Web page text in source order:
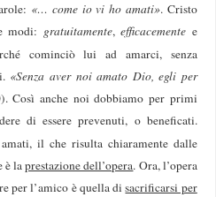
«… come io vi ho amati». Cristo
modi: gratuitamente,efficacemente e
cominciò lui ad amarci, senza
«Senza aver noi amato Dio, egli per
Così anche noi dobbiamo per primi
di essere prevenuti, o beneficati.
il che risulta chiaramente dalle
è laprestazione dell’opera. Ora, l’opera
per l’amico è quella disacrificarsi per